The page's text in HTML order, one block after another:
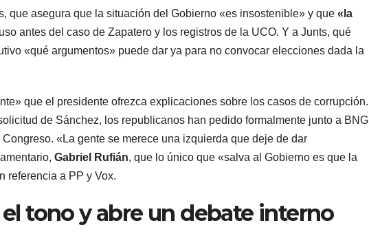
que asegura que la situación del Gobierno «es insostenible» y que «la
antes del caso de Zapatero y los registros de la UCO. Y a Junts, qué
«qué argumentos» puede dar ya para no convocar elecciones dada la
que el presidente ofrezca explicaciones sobre los casos de corrupción.
de Sánchez, los republicanos han pedido formalmente junto a BNG
«La gente se merece una izquierda que deje de dar
Gabriel Rufián, que lo único que «salva al Gobierno es que la
referencia a PP y Vox.
tono y abre un debate interno